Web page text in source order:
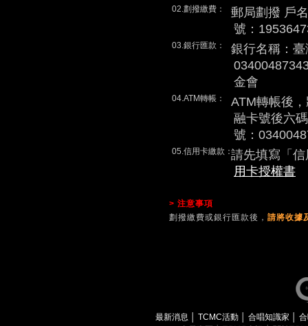
02.劃撥繳費：
郵局劃撥 戶
號：
03.銀行匯款：
銀行名稱：
金會
04.ATM轉帳：
ATM轉帳後
融卡號後六
號：
05.信用卡繳款：請先填寫「
用卡授權書
> 注意事項
劃撥繳費或銀行匯款後， 請將收據
最新消息 TCMC活動 合唱知識家